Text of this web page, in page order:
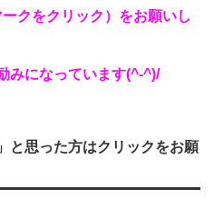
クをクリック）をお願いし
みになっています(^-^)/
と思った方はクリックをお願